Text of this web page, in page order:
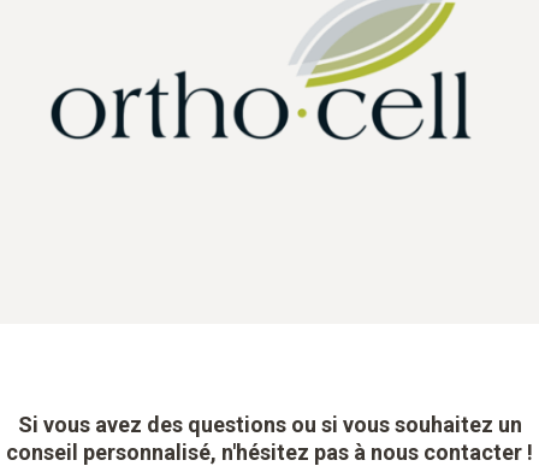
Si vous avez des questions ou si vous souhaitez un
conseil personnalisé, n'hésitez pas à nous contacter !